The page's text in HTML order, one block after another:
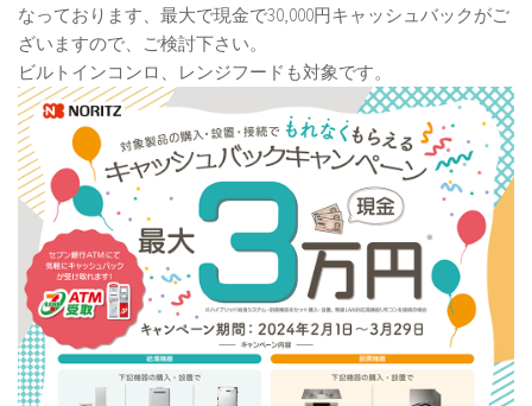
なっております、最大で現金で30,000円キャッシュバックがご
ざいますので、ご検討下さい。
ビルトインコンロ、レンジフードも対象です。